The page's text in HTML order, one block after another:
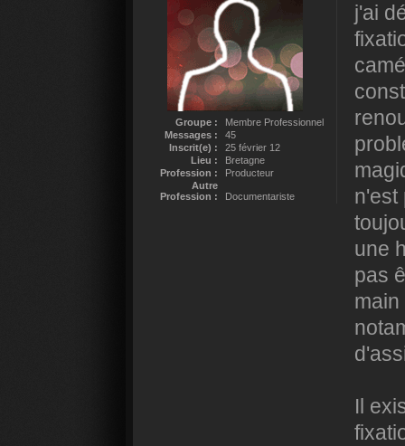
Groupe :
Membre Professionnel
Messages :
45
Inscrit(e) :
25 février 12
Lieu :
Bretagne
Profession :
Producteur
Autre
Profession :
Documentariste
j'ai
n'est
une
pas
Il